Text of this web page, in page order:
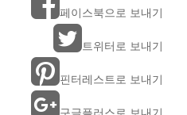
페이스북으로 보내기
트위터로 보내기
핀터레스트로 보내기